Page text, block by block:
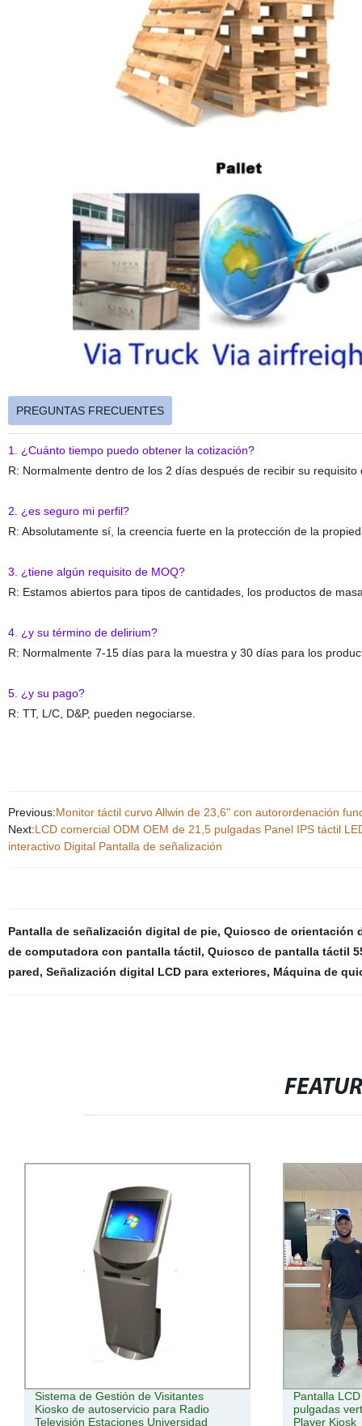
PREGUNTAS FRECUENTES
1. ¿Cuánto tiempo puedo obtener la cotización?
R: Normalmente dentro de los 2 días después de recibir su requisito
2. ¿es seguro mi perfil?
R: Absolutamente sí, la creencia fuerte en la protección de la
3. ¿tiene algún requisito de MOQ?
R: Estamos abiertos para tipos de cantidades, los productos de
4. ¿y su término de delirium?
R: Normalmente 7-15 días para la muestra y 30 días para los
5. ¿y su pago?
R: TT, L/C, D&P, pueden negociarse.
Previous:Monitor táctil curvo Allwin de 23,6" con autorordenación
Next:LCD comercial ODM OEM de 21,5 pulgadas Panel IPS táctil
interactivo Digital Pantalla de señalización
Pantalla de señalización digital de pie, Quiosco de orientación
de computadora con pantalla táctil, Quiosco de pantalla táctil
pared, Señalización digital LCD para exteriores, Máquina de
Sistema de Gestión de Visitantes
Kiosko de autoservicio para Radio
Televisión Estaciones Universidad
Pantalla
pulgadas
Player Kiosk